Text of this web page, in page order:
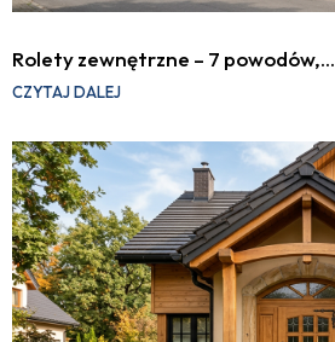
Rolety zewnętrzne – 7 powodów,…
CZYTAJ DALEJ